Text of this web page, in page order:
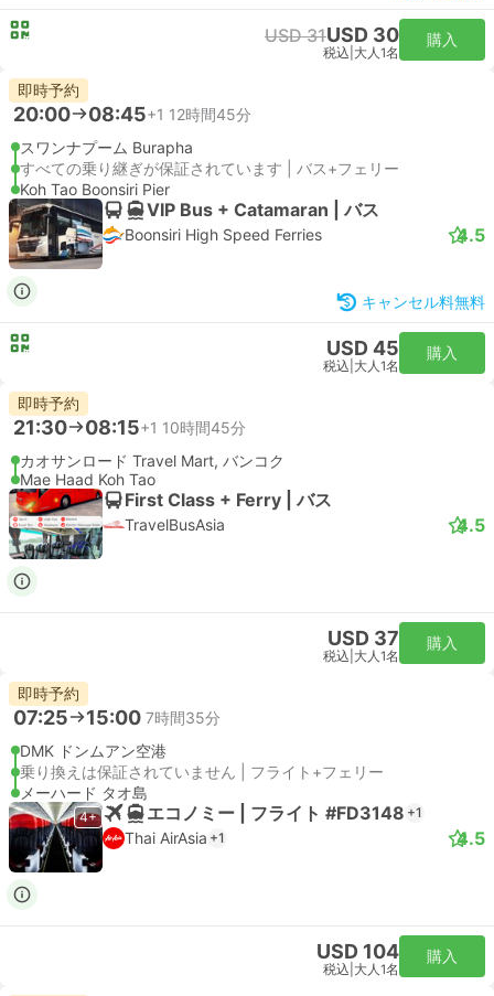
USD 31USD 30
税込 大人1名
購入
即時予約
20:00 08:45+1 12時間45分
スワンナプーム Burapha
すべての乗り継ぎが保証されています | バス+フェリー
Koh Tao Boonsiri Pier
VIP Bus + Catamaran | バス
Boonsiri High Speed Ferries 4.5
キャンセル料無料
USD 45
税込 大人1名
購入
即時予約
21:30 08:15+1 10時間45分
カオサンロード Travel Mart, バンコク
Mae Haad Koh Tao
First Class + Ferry | バス
TravelBusAsia 4.5
USD 37
税込 大人1名
購入
即時予約
07:25 15:00 7時間35分
DMK ドンムアン空港
乗り換えは保証されていません | フライト+フェリー
メーハード タオ島
4+ エコノミー | フライト #FD3148 +1
Thai AirAsia +1 4.5
USD 104
税込 大人1名
購入